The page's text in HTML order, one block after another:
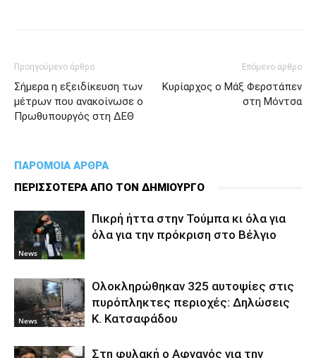
Προηγούμενο άρθρο
Σήμερα η εξειδίκευση των
μέτρων που ανακοίνωσε ο
Πρωθυπουργός στη ΔΕΘ
Επόμενο άρθρο
Κυρίαρχος ο Μάξ Φερστάπεν
στη Μόντσα
ΠΑΡΟΜΟΙΑ ΑΡΘΡΑ
ΠΕΡΙΣΣΟΤΕΡΑ ΑΠΟ ΤΟΝ ΔΗΜΙΟΥΡΓΟ
News
Πικρή ήττα στην Τούμπα κι όλα για
όλα για την πρόκριση στο Βέλγιο
News
Ολοκληρώθηκαν 325 αυτοψίες στις
πυρόπληκτες περιοχές: Δηλώσεις
Κ. Κατσαφάδου
Στη φυλακή ο Aφγανός για την